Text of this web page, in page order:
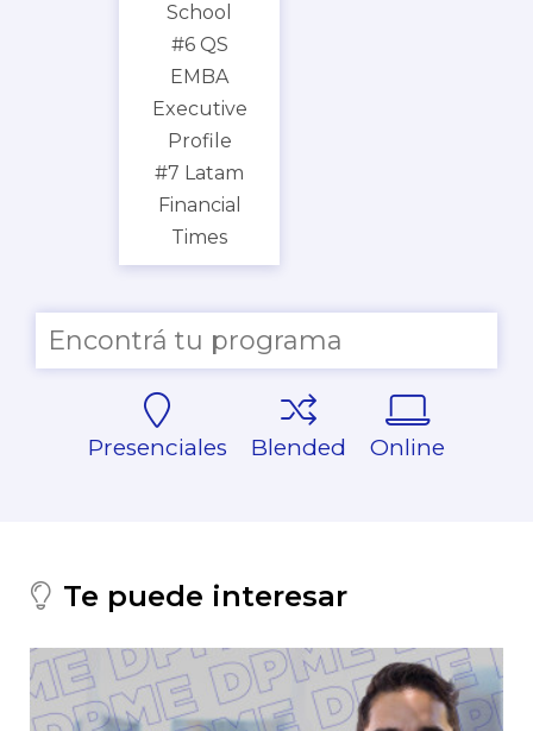
School
#6 QS
EMBA
Executive
Profile
#7 Latam
Financial
Times
Presenciales Blended Online
Te puede interesar